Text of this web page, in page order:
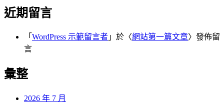
近期留言
「 WordPress 示範留言者 」於〈網站第一篇文章〉發佈留
言
彙整
2026 年 7 月